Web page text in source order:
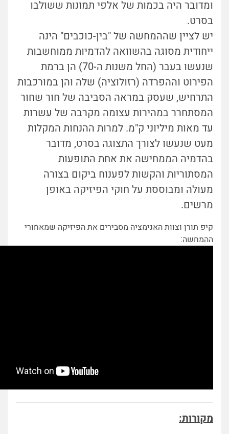
ומדובר היה בכמות של אלפי תמונות ששולבו
בסרט.
יש לציין שההמחשה של "בין-כוכבים" הינה
ייחודית מסוגה בהשוואה להדמיות ממוחשבות
שנעשו בעבר (החל משנות ה-70) הן ברמת
הפירוט וההפרדה (רזולוציה) שלה והן במורכבות
התרחיש, שעסק במראה הסביבה של חור שחור
המסתחרר במהירות עצומה מקרבה של עשרות
עד מאות מיליוני ק"מ. למרות ההנחות המקלות
מעט שנעשו לצורך התצוגה בסרט, מדובר
בהדמיה הממחישה את אחת התופעות
המסתוריות והקשות לפענוח ביקום בצורה
מעולה ומבוססת על חוקי הפיזיקה באופן
מרשים.
קיפ תורן וצוות האנימציה מסבירים את הפיזיקה שמאחורי
ההמחשה:
מקורות: